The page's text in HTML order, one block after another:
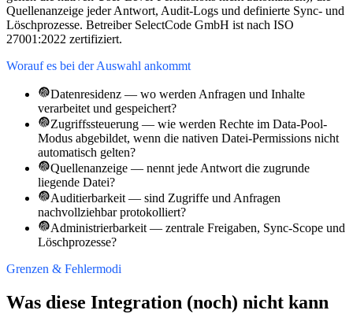
Quellenanzeige jeder Antwort, Audit-Logs und definierte Sync- und
Löschprozesse. Betreiber SelectCode GmbH ist nach ISO
27001:2022 zertifiziert.
Worauf es bei der Auswahl ankommt
Datenresidenz — wo werden Anfragen und Inhalte
verarbeitet und gespeichert?
Zugriffssteuerung — wie werden Rechte im Data-Pool-
Modus abgebildet, wenn die nativen Datei-Permissions nicht
automatisch gelten?
Quellenanzeige — nennt jede Antwort die zugrunde
liegende Datei?
Auditierbarkeit — sind Zugriffe und Anfragen
nachvollziehbar protokolliert?
Administrierbarkeit — zentrale Freigaben, Sync-Scope und
Löschprozesse?
Grenzen & Fehlermodi
Was diese Integration (noch) nicht kann